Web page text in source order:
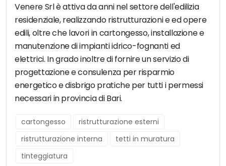
Venere Srl è attiva da anni nel settore dell'edilizia
residenziale, realizzando ristrutturazioni e ed opere
edili, oltre che lavori in cartongesso, installazione e
manutenzione di impianti idrico-fognanti ed
elettrici. In grado inoltre di fornire un servizio di
progettazione e consulenza per risparmio
energetico e disbrigo pratiche per tutti i permessi
necessari in provincia di Bari.
cartongesso
ristrutturazione esterni
ristrutturazione interna
tetti in muratura
tinteggiatura